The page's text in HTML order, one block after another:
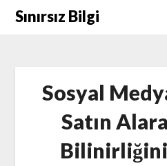
SkipSınırsız Bilgi
Sosyal
Satın